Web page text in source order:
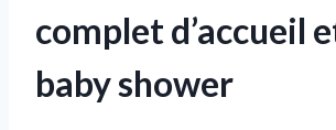
complet d’accueil
baby shower